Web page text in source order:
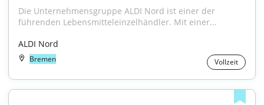
Die Unternehmensgruppe ALDI Nord ist einer der
führenden Lebensmitteleinzelhändler. Mit einer...
ALDI Nord
Bremen Vollzeit